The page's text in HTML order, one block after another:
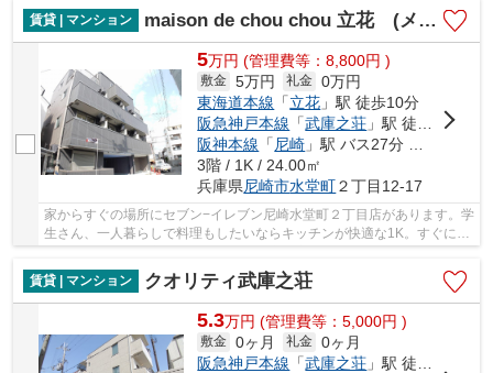
賃貸 | マンション
maison de chou chou 立花 (メゾンドシュシュタチバナ)
5万円 (管理費等：8,800円 )
敷金 5万円 礼金 0万円
東海道本線 「立花 」駅 徒歩10分
阪急神戸本線 「武庫之荘 」駅 徒歩18分
阪神本線 「 尼崎 」駅 バス27分 「水堂町」 停歩10分
3階 / 1K / 24.00㎡
兵庫県尼崎市水堂町２丁目12-17
家からすぐの場所にセブン−イレブン尼崎水堂町２丁目店があります。学
生さん、一人暮らしで料理もしたいならキッチンが快適な1K。すぐにお
引っ越しをしたい方に、当物件は現在空き室で...
賃貸 | マンション
クオリティ武庫之荘
5.3万円 (管理費等：5,000円 )
敷金 0ヶ月 礼金 0ヶ月
阪急神戸本線 「武庫之荘 」駅 徒歩6分